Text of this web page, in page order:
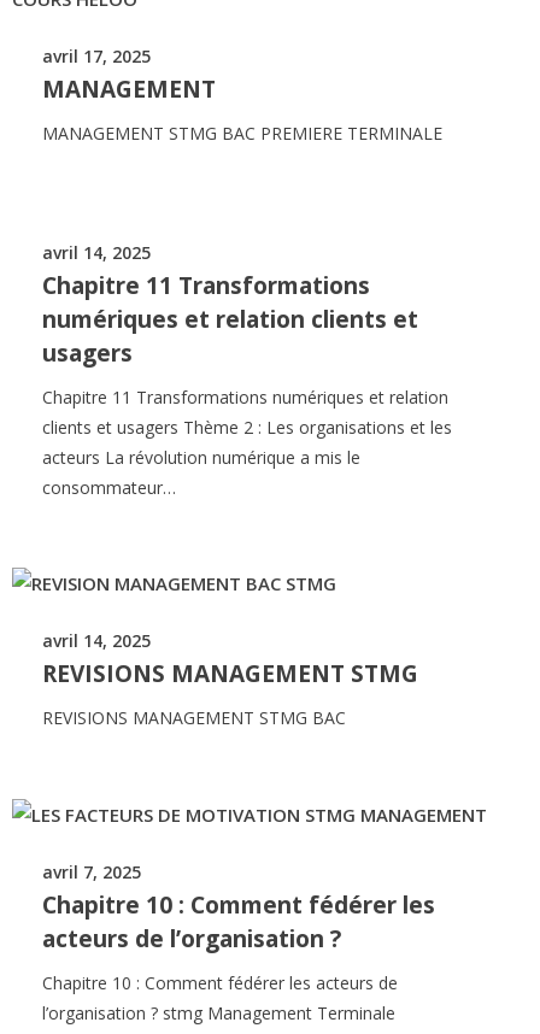
avril 17, 2025
MANAGEMENT
MANAGEMENT STMG BAC PREMIERE TERMINALE
avril 14, 2025
Chapitre 11 Transformations
numériques et relation clients et
usagers
Chapitre 11 Transformations numériques et relation
clients et usagers Thème 2 : Les organisations et les
acteurs La révolution numérique a mis le
consommateur…
avril 14, 2025
REVISIONS MANAGEMENT STMG
REVISIONS MANAGEMENT STMG BAC
avril 7, 2025
Chapitre 10 : Comment fédérer les
acteurs de l’organisation ?
Chapitre 10 : Comment fédérer les acteurs de
l’organisation ? stmg Management Terminale